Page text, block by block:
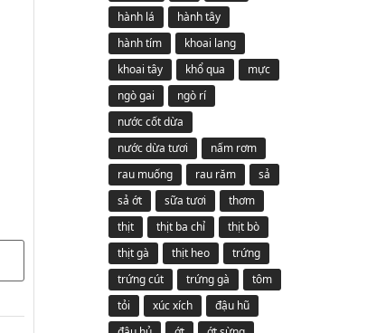
hành lá
hành tây
hành tím
khoai lang
khoai tây
khổ qua
mực
ngò gai
ngò rí
nước cốt dừa
nước dừa tươi
nấm rơm
rau muống
rau răm
sả
sả ớt
sữa tươi
thơm
thịt
thịt ba chỉ
thịt bò
thịt gà
thịt heo
trứng
trứng cút
trứng gà
tôm
tỏi
xúc xích
đậu hũ